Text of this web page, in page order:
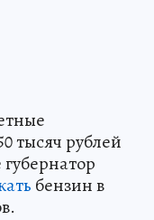
тысяч рублей
бензин в